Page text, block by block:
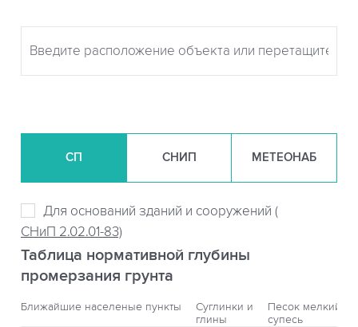
СП СНИП МЕТЕОНАБ
Для оснований зданий и сооружений (
СНиП 2.02.01-83)
Таблица нормативной глубины
промерзания грунта
Ближайшие населеные пункты
Суглинки и
глины
Песок мелкий,
супесь